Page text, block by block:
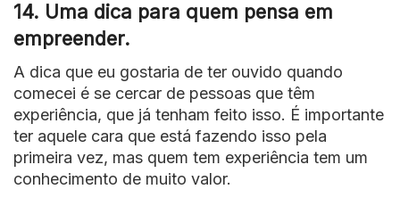
14. Uma dica para quem pensa em
empreender.
A dica que eu gostaria de ter ouvido quando
comecei é se cercar de pessoas que têm
experiência, que já tenham feito isso. É importante
ter aquele cara que está fazendo isso pela
primeira vez, mas quem tem experiência tem um
conhecimento de muito valor.